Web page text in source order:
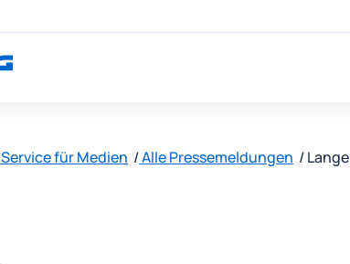
Service für Medien Alle Pressemeldungen